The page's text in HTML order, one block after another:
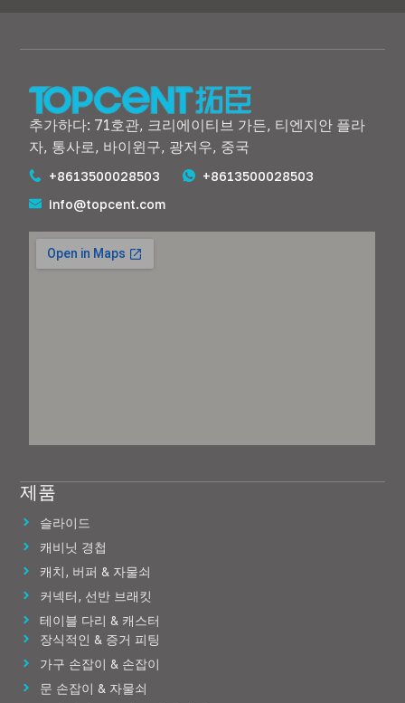
추가하다: 71호관, 크리에이티브 가든, 티엔지안 플라
자, 통사로, 바이윈구, 광저우, 중국
+8613500028503
+8613500028503
info@topcent.com
제품
슬라이드
캐비닛 경첩
캐치, 버퍼 & 자물쇠
커넥터, 선반 브래킷
테이블 다리 & 캐스터
장식적인 & 증거 피팅
가구 손잡이 & 손잡이
문 손잡이 & 자물쇠